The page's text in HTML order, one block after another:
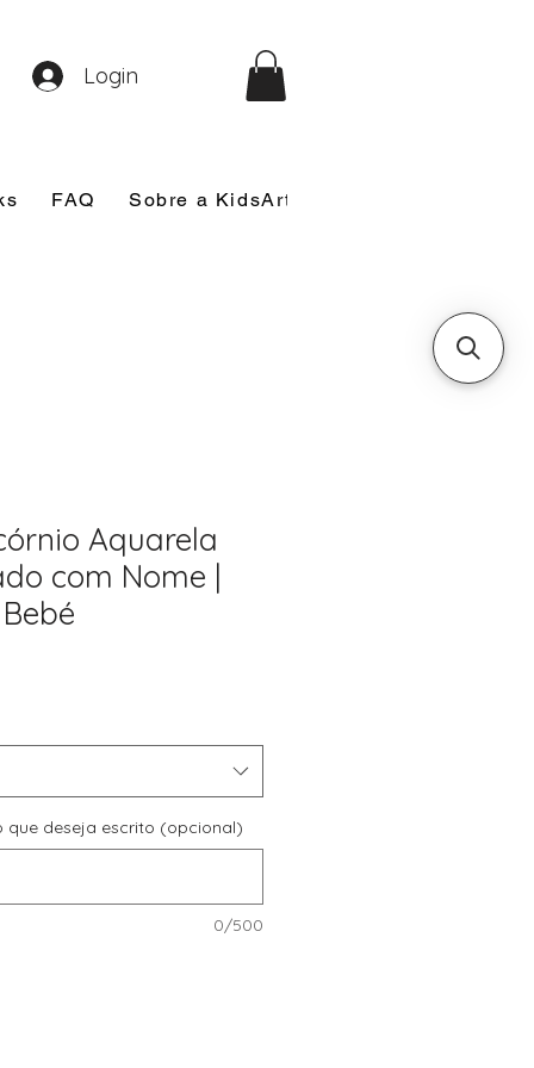
FAQ Sobre a KidsArt
Login
Aquarela
com Nome |
que deseja escrito (opcional)
0/500